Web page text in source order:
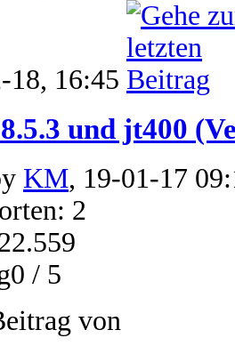
18, 16:45
und jt400
KM, 19-01-17
2
/ 5
von